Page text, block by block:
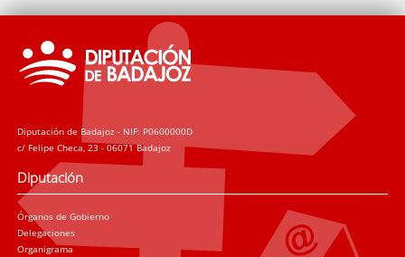
Diputación de Badajoz - NIF: P0600000D
c/ Felipe Checa, 23 - 06071 Badajoz
Diputación
Órganos de Gobierno
Delegaciones
Organigrama